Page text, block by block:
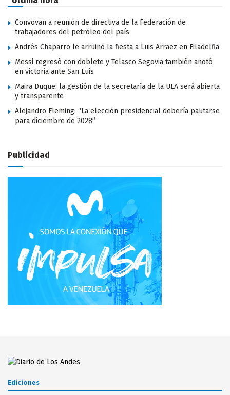
Convovan a reunión de directiva de la Federación de
trabajadores del petróleo del país
Andrés Chaparro le arruinó la fiesta a Luis Arraez en Filadelfia
Messi regresó con doblete y Telasco Segovia también anotó
en victoria ante San Luis
Maira Duque: la gestión de la secretaría de la ULA será abierta
y transparente
Alejandro Fleming: “La elección presidencial debería pautarse
para diciembre de 2028”
Publicidad
Ediciones